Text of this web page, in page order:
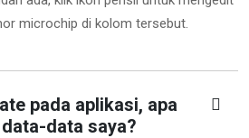
microchip di kolom tersebut.
pada aplikasi, apa
data saya?